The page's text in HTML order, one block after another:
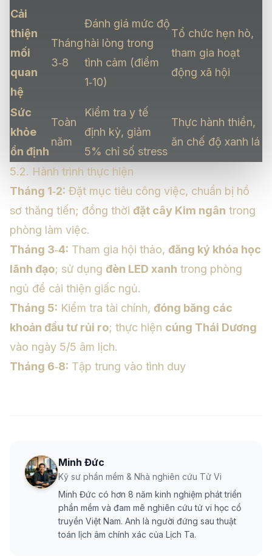
Cải
thiện
mối
quan
hệ
Tháng
3‑8
Đánh giá mức độ
hài lòng trong
tình cảm (điểm
1‑10)
Tổ chức hẹn hò,
tham gia hoạt
động xã hội
Sức
khỏe
ổn định
Toàn
năm
Kiểm tra y tế
định kỳ, giảm
5% chỉ số stress
Thực hành thiền,
ăn chế độ xanh lá
5.2. Hành trình thực hiện
Tháng 1‑2: Đặt mục tiêu công việc, chuẩn bị hồ
sơ thăng tiến; đồng thời đặt cây Kim ngân trong
phòng làm việc.
Tháng 3‑4: Tham gia hội thảo, đăng ký khóa học
lãnh đạo; sử dụng đèn LED xanh trong phòng
ngủ để cải thiện giấc ngủ.
Tháng 5: Kiểm tra tài chính, đóng băng các
khoản đầu tư rủi ro; thực hiện cúng Thái Dương
vào ngày 5/5 âm lịch.
Tháng 6‑8: Tập trung vào tình duy
Minh Đức
Kỹ sư phần mềm & Nhà nghiên cứu Tử Vi
Minh Đức có hơn 8 năm kinh nghiệm phát triển
phần mềm và đam mê nghiên cứu tử vi học cổ
truyền Việt Nam. Anh là người đứng sau thuật
toán lịch âm chính xác của Lịch Ta.